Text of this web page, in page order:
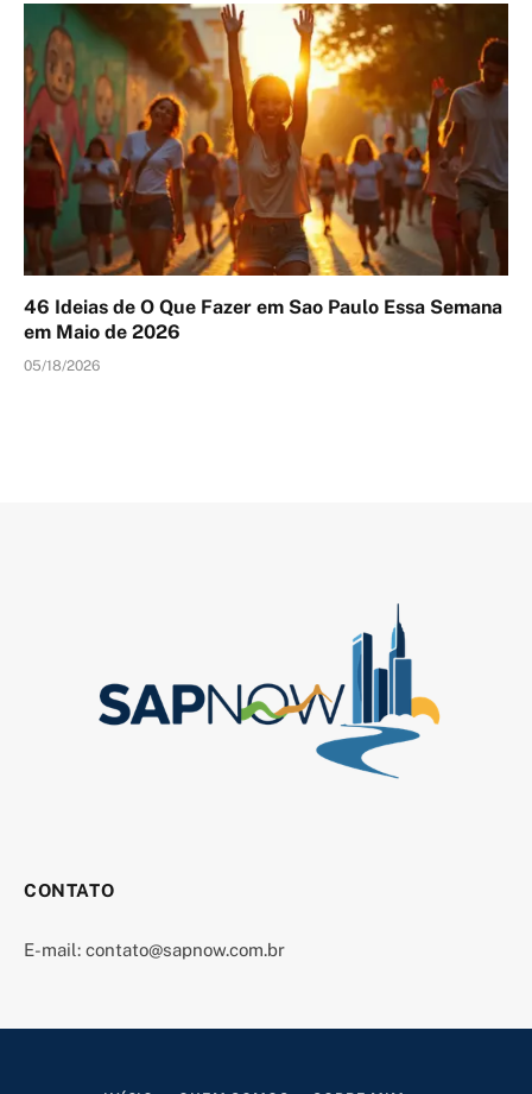
46 Ideias de O Que Fazer em Sao Paulo Essa Semana
em Maio de 2026
05/18/2026
CONTATO
E-mail: contato@sapnow.com.br